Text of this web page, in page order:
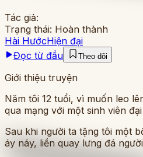
Tác giả:
Trạng thái: Hoàn thành
Hài HướcHiện đại
Đọc từ đầu
Theo dõi
Giới thiệu truyện
Năm tôi 12 tuổi, vì muốn leo
qua mạng với một sinh viên
Sau khi người ta tặng tôi một
áy náy, liền quay lưng đá